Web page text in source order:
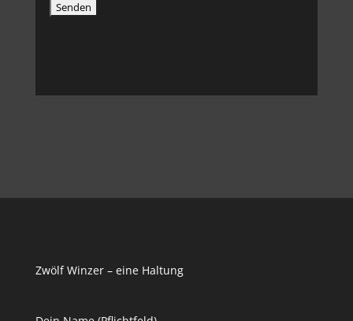
Zwölf Winzer – eine Haltung